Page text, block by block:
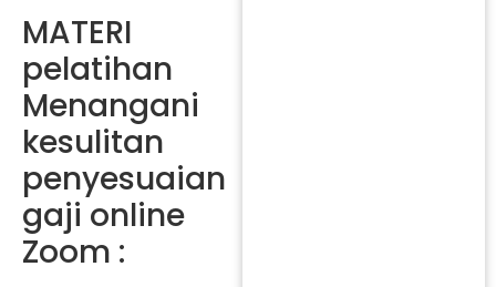
MATERI
pelatihan
Menangani
kesulitan
penyesuaian
gaji online
Zoom :